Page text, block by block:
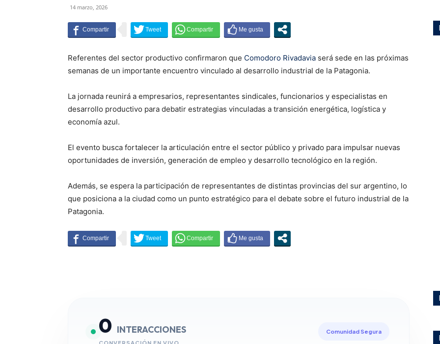
14 marzo, 2026
Referentes del sector productivo confirmaron que Comodoro Rivadavia será sede en las próximas
semanas de un importante encuentro vinculado al desarrollo industrial de la Patagonia.
La jornada reunirá a empresarios, representantes sindicales, funcionarios y especialistas en
desarrollo productivo para debatir estrategias vinculadas a transición energética, logística y
economía azul.
El evento busca fortalecer la articulación entre el sector público y privado para impulsar nuevas
oportunidades de inversión, generación de empleo y desarrollo tecnológico en la región.
Además, se espera la participación de representantes de distintas provincias del sur argentino, lo
que posiciona a la ciudad como un punto estratégico para el debate sobre el futuro industrial de la
Patagonia.
0 INTERACCIONES
CONVERSACIÓN EN VIVO
Comunidad Segura